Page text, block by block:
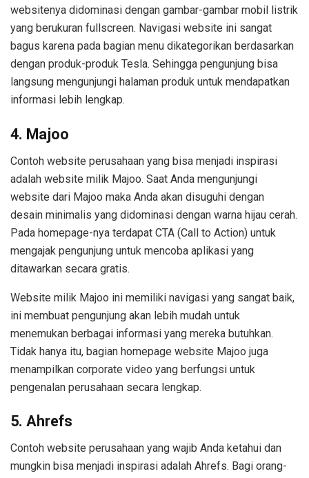
websitenya didominasi dengan gambar-gambar mobil listrik
yang berukuran fullscreen. Navigasi website ini sangat
bagus karena pada bagian menu dikategorikan berdasarkan
dengan produk-produk Tesla. Sehingga pengunjung bisa
langsung mengunjungi halaman produk untuk mendapatkan
informasi lebih lengkap.
4. Majoo
Contoh website perusahaan yang bisa menjadi inspirasi
adalah website milik Majoo. Saat Anda mengunjungi
website dari Majoo maka Anda akan disuguhi dengan
desain minimalis yang didominasi dengan warna hijau cerah.
Pada homepage-nya terdapat CTA (Call to Action) untuk
mengajak pengunjung untuk mencoba aplikasi yang
ditawarkan secara gratis.
Website milik Majoo ini memiliki navigasi yang sangat baik,
ini membuat pengunjung akan lebih mudah untuk
menemukan berbagai informasi yang mereka butuhkan.
Tidak hanya itu, bagian homepage website Majoo juga
menampilkan corporate video yang berfungsi untuk
pengenalan perusahaan secara lengkap.
5. Ahrefs
Contoh website perusahaan yang wajib Anda ketahui dan
mungkin bisa menjadi inspirasi adalah Ahrefs. Bagi orang-